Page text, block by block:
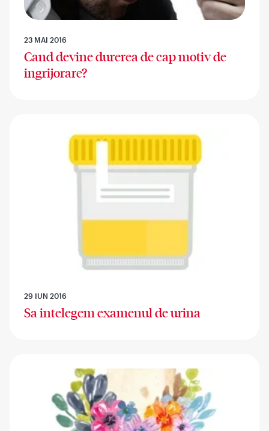
23 MAI 2016
Cand devine durerea de cap motiv de
ingrijorare?
29 IUN 2016
Sa intelegem examenul de urina